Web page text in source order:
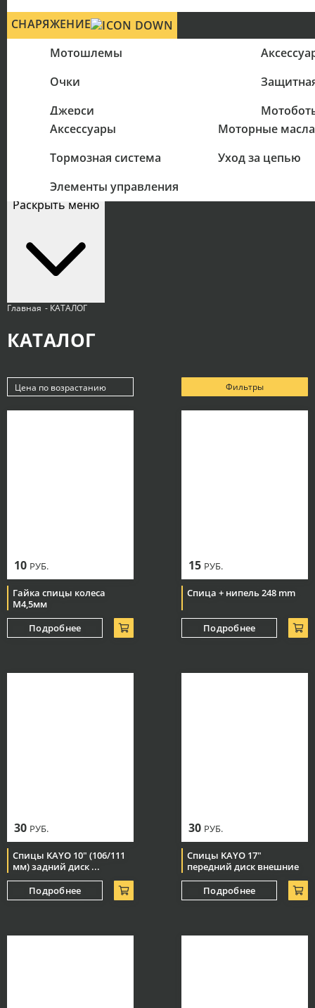
СНАРЯЖЕНИЕ
Мотошлемы
Очки
Джерси
Перчатки
Аксессуары
Тормозная система
Цепи
Элементы управления
Моторные масла
Уход за цепью
Главная - КАТАЛОГ
Цена по возрастанию
Новинки
Популярные
КАТАЛОГ
Фильтры
10 РУБ.
Гайка спицы колеса
М4,5мм
Подробнее
15 РУБ.
Спица + нипель 248 mm
Подробнее
30 РУБ.
Спицы KAYO 10" (106/111
мм) задний диск ...
Подробнее
30 РУБ.
Спицы KAYO 17"
передний диск внешние
Подробнее